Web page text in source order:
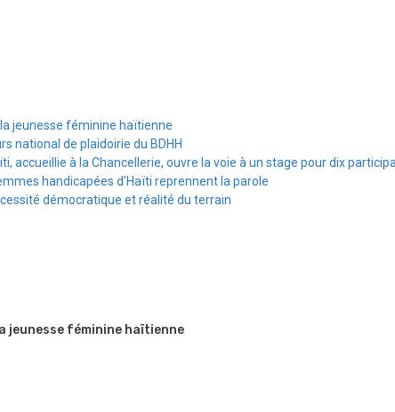
jeunesse féminine haïtienne
national de plaidoirie du BDHH
accueillie à la Chancellerie, ouvre la voie à un stage pour dix
handicapées d’Haïti reprennent la parole
démocratique et réalité du terrain
jeunesse féminine haïtienne